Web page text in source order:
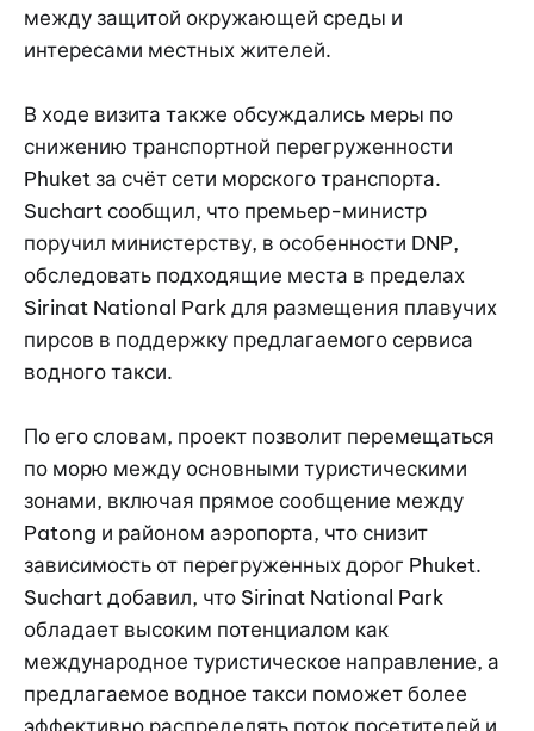
между защитой окружающей среды и
интересами местных жителей.
В ходе визита также обсуждались меры по
снижению транспортной перегруженности
Phuket за счёт сети морского транспорта.
Suchart сообщил, что премьер-министр
поручил министерству, в особенности DNP,
обследовать подходящие места в пределах
Sirinat National Park для размещения плавучих
пирсов в поддержку предлагаемого сервиса
водного такси.
По его словам, проект позволит перемещаться
по морю между основными туристическими
зонами, включая прямое сообщение между
Patong и районом аэропорта, что снизит
зависимость от перегруженных дорог Phuket.
Suchart добавил, что Sirinat National Park
обладает высоким потенциалом как
международное туристическое направление, а
предлагаемое водное такси поможет более